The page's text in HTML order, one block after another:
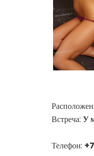
Встреча: У
Телефон: